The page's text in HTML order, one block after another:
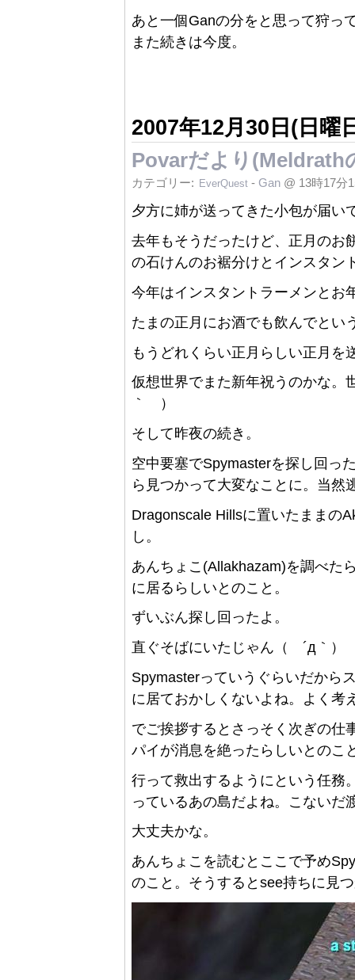
あと一個Ganの分をと思って狩っ
また続きは今度。
2007年12月30日(日曜
Povarだより(Meldrath
カテゴリー: EverQuest - Gan @ 13時17分
夕方に姉が送ってきた小包が届い
去年もそうだったけど、正月のお
の石けんのお裾分けとインスタン
今年はインスタントラーメンと
たまの正月にお酒でも飲んでとい
もうどれくらい正月らしい正月を
仮想世界でまた新年祝うのかな。
｀ ）
そして昨夜の続き。
空中要塞でSpymasterを探し回っ
ら見つかって大変なことに。当然
Dragonscale Hillsに置いたままの
し。
あんちょこ(Allakhazam)を調べた
に居るらしいとのこと。
ずいぶん探し回ったよ。
直ぐそばにいたじゃん（ ´д｀）
Spymasterっていうぐらいだから
に居ておかしくないよね。よく考
でご挨拶するとさっそく次ぎの仕
パイが消息を絶ったらしいとのこ
行って救出するようにという任務
っているあの島だよね。こないだ
大丈夫かな。
あんちょこを読むとここで予め
のこと。そうするとsee持ちに見